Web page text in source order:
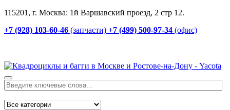
115201, г. Москва: 1й Варшавский проезд, 2 стр 12.
+7 (928) 103-60-46 (запчасти) +7 (499) 500-97-34 (офис)